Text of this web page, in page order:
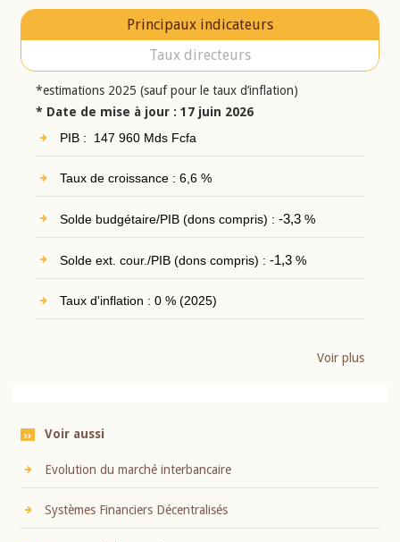
Principaux indicateurs
Taux directeurs
*estimations 2025 (sauf pour le taux d’inflation)
* Date de mise à jour : 17 juin 2026
PIB : 147 960 Mds Fcfa
Taux de croissance : 6,6 %
Solde budgétaire/PIB (dons compris) : -3,3%
Solde ext. cour./PIB (dons compris) : -1,3%
Taux d'inflation : 0 % (2025)
Voir plus
Voir aussi
Evolution du marché interbancaire
Systèmes Financiers Décentralisés